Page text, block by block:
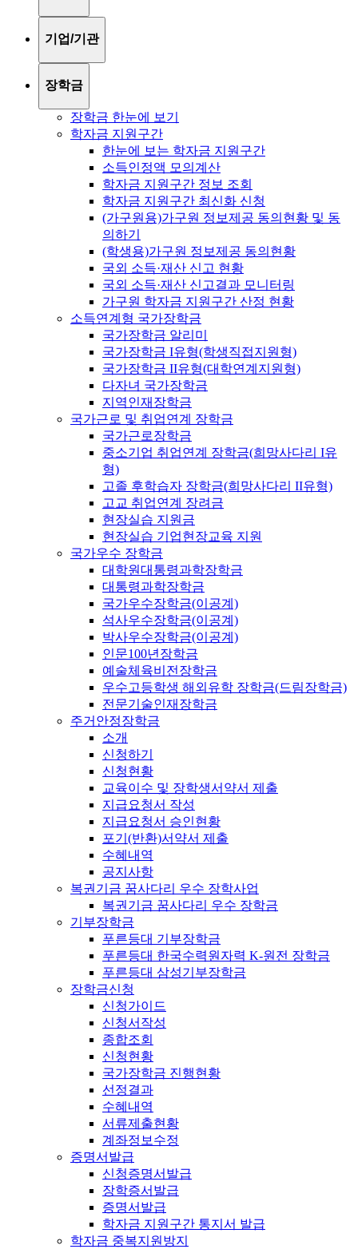
기업/기관
장학금
장학금 한눈에 보기
학자금 지원구간
한눈에 보는 학자금 지원구간
소득인정액 모의계산
학자금 지원구간 정보 조회
학자금 지원구간 최신화 신청
(가구원용)가구원 정보제공 동의현황 및 동
의하기
(학생용)가구원 정보제공 동의현황
국외 소득·재산 신고 현황
국외 소득·재산 신고결과 모니터링
가구원 학자금 지원구간 산정 현황
소득연계형 국가장학금
국가장학금 알리미
국가장학금 I유형(학생직접지원형)
국가장학금 II유형(대학연계지원형)
다자녀 국가장학금
지역인재장학금
국가근로 및 취업연계 장학금
국가근로장학금
중소기업 취업연계 장학금(희망사다리 I유
형)
고졸 후학습자 장학금(희망사다리 II유형)
고교 취업연계 장려금
현장실습 지원금
현장실습 기업현장교육 지원
국가우수 장학금
대학원대통령과학장학금
대통령과학장학금
국가우수장학금(이공계)
석사우수장학금(이공계)
박사우수장학금(이공계)
인문100년장학금
예술체육비전장학금
우수고등학생 해외유학 장학금(드림장학금)
전문기술인재장학금
주거안정장학금
소개
신청하기
신청현황
교육이수 및 장학생서약서 제출
지급요청서 작성
지급요청서 승인현황
포기(반환)서약서 제출
수혜내역
공지사항
복권기금 꿈사다리 우수 장학사업
복권기금 꿈사다리 우수 장학금
기부장학금
푸른등대 기부장학금
푸른등대 한국수력원자력 K-원전 장학금
푸른등대 삼성기부장학금
장학금신청
신청가이드
신청서작성
종합조회
신청현황
국가장학금 진행현황
선정결과
수혜내역
서류제출현황
계좌정보수정
증명서발급
신청증명서발급
장학증서발급
증명서발급
학자금 지원구간 통지서 발급
학자금 중복지원방지